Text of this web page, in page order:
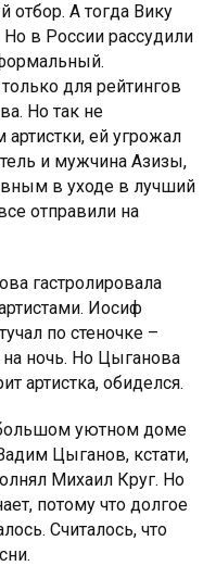
А тогда Вику
в России рассудили
для рейтингов
Но так не
артистки, ей угрожал
и мужчина Азизы,
в уходе в лучший
отправили на
гастролировала
Иосиф
по стеночке –
ночь. Но Цыганова
артистка, обиделся.
уютном доме
Цыганов, кстати,
Михаил Круг. Но
потому что долгое
Считалось, что